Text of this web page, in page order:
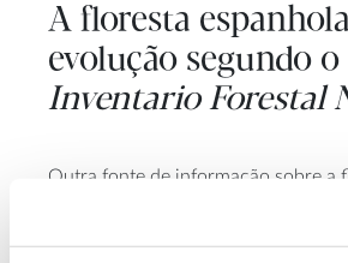
A floresta
evolução segundo o
Inventario Forestal
Outra fonte de informação sobre a